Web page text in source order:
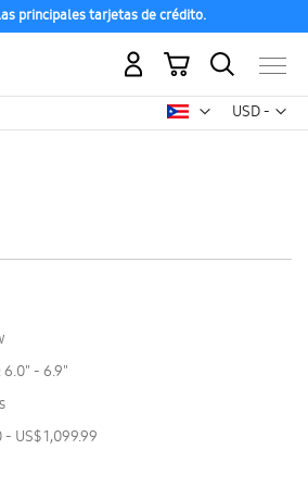
principales tarjetas de crédito.
USD -
dólar
Mi carrito
6.0" - 6.9"
US$ 1,099.99